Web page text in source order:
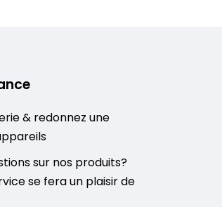
& redonnez une
sur nos produits?
se fera un plaisir de